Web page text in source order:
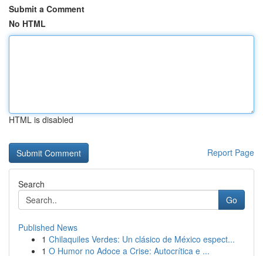
Submit a Comment
No HTML
HTML is disabled
Report Page
Search
Go
Published News
1 Chilaquiles Verdes: Un clásico de México espect...
1 O Humor no Adoce a Crise: Autocrítica e ...